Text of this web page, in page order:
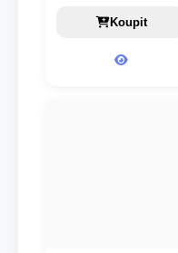
Koupit